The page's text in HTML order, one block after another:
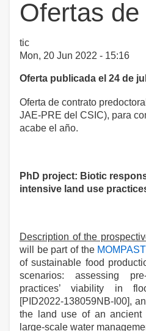
Ofertas
tic
Mon, 20 Jun 2022 - 15:16
Oferta publicada el 24 de
Oferta de contrato
JAE-PRE del CSIC), para
acabe el año.
PhD project: Biotic
intensive land use
Description of the
will be part of the MOMPAST
of sustainable food
scenarios: assessing
practices’ viability in
[PID2022-138059NB-I00],
the land use of an ancient
large-scale water